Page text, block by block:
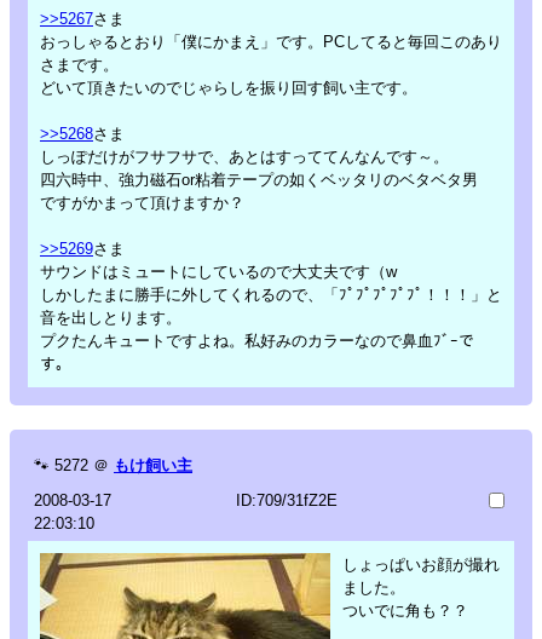
>>5267さま
おっしゃるとおり「僕にかまえ」です。PCしてると毎回このあり
さまです。
どいて頂きたいのでじゃらしを振り回す飼い主です。
>>5268さま
しっぽだけがフサフサで、あとはすっててんなんです～。
四六時中、強力磁石or粘着テープの如くベッタリのベタベタ男
ですがかまって頂けますか？
>>5269さま
サウンドはミュートにしているので大丈夫です（w
しかしたまに勝手に外してくれるので、「ﾌﾟﾌﾟﾌﾟﾌﾟﾌﾟ！！！」と
音を出しとります。
プクたんキュートですよね。私好みのカラーなので鼻血ﾌﾞｰで
す。
🐾 5272 ＠ もけ飼い主
2008-03-17
22:03:10
ID:709/31fZ2E
しょっぱいお顔が撮れ
ました。
ついでに角も？？